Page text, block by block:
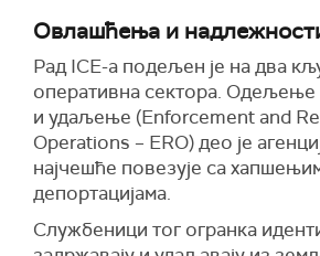
Овлашћења и
Рад ICE-а подељен је на два
оперативна сектора.
и удаљење (Enforcement and
Operations – ERO) део је
најчешће повезује са
депортацијама.
Службеници тог огранка